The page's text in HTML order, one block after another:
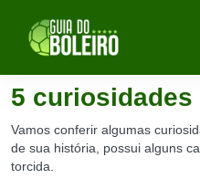
5 curiosidades
Vamos conferir algumas
de sua história, possui alguns
torcida.